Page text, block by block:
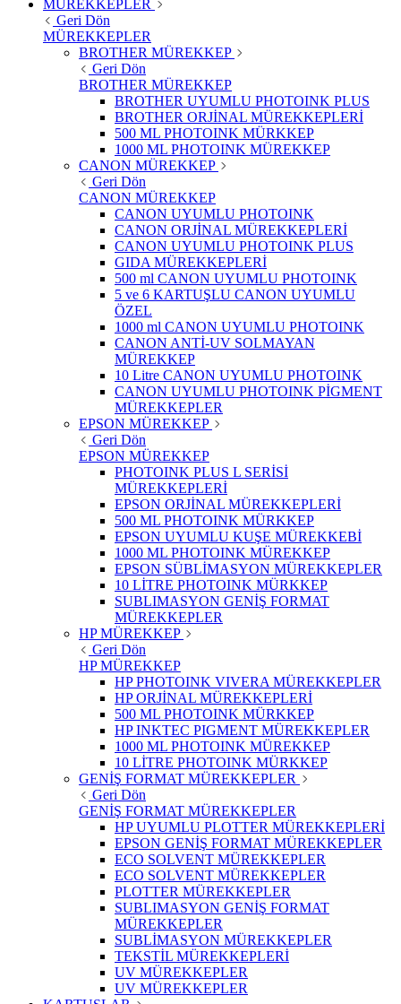
MÜREKKEPLER
Geri Dön
MÜREKKEPLER
BROTHER MÜREKKEP
Geri Dön
BROTHER MÜREKKEP
BROTHER UYUMLU PHOTOINK PLUS
BROTHER ORJİNAL MÜREKKEPLERİ
500 ML PHOTOINK MÜRKKEP
1000 ML PHOTOINK MÜREKKEP
CANON MÜREKKEP
Geri Dön
CANON MÜREKKEP
CANON UYUMLU PHOTOINK
CANON ORJİNAL MÜREKKEPLERİ
CANON UYUMLU PHOTOINK PLUS
GIDA MÜREKKEPLERİ
500 ml CANON UYUMLU PHOTOINK
5 ve 6 KARTUŞLU CANON UYUMLU
ÖZEL
1000 ml CANON UYUMLU PHOTOINK
CANON ANTİ-UV SOLMAYAN
MÜREKKEP
10 Litre CANON UYUMLU PHOTOINK
CANON UYUMLU PHOTOINK PİGMENT
MÜREKKEPLER
EPSON MÜREKKEP
Geri Dön
EPSON MÜREKKEP
PHOTOINK PLUS L SERİSİ
MÜREKKEPLERİ
EPSON ORJİNAL MÜREKKEPLERİ
500 ML PHOTOINK MÜRKKEP
EPSON UYUMLU KUŞE MÜREKKEBİ
1000 ML PHOTOINK MÜREKKEP
EPSON SÜBLİMASYON MÜREKKEPLER
10 LİTRE PHOTOINK MÜRKKEP
SUBLIMASYON GENİŞ FORMAT
MÜREKKEPLER
HP MÜREKKEP
Geri Dön
HP MÜREKKEP
HP PHOTOINK VIVERA MÜREKKEPLER
HP ORJİNAL MÜREKKEPLERİ
500 ML PHOTOINK MÜRKKEP
HP INKTEC PIGMENT MÜREKKEPLER
1000 ML PHOTOINK MÜREKKEP
10 LİTRE PHOTOINK MÜRKKEP
GENİŞ FORMAT MÜREKKEPLER
Geri Dön
GENİŞ FORMAT MÜREKKEPLER
HP UYUMLU PLOTTER MÜREKKEPLERİ
EPSON GENİŞ FORMAT MÜREKKEPLER
ECO SOLVENT MÜREKKEPLER
ECO SOLVENT MÜREKKEPLER
PLOTTER MÜREKKEPLER
SUBLIMASYON GENİŞ FORMAT
MÜREKKEPLER
SUBLİMASYON MÜREKKEPLER
TEKSTİL MÜREKKEPLERİ
UV MÜREKKEPLER
UV MÜREKKEPLER